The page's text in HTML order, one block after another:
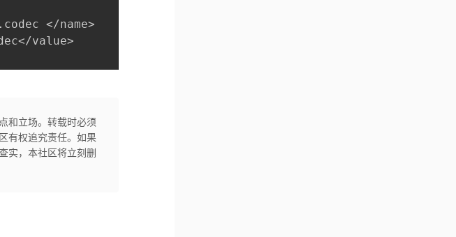
</name>
value>
和立场。转载时必须
有权追究责任。如果
实，本社区将立刻删